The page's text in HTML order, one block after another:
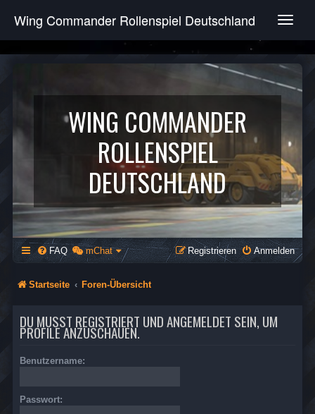
T
g
e
v
g
a
t
i
o
n
Wing Commander Rollenspiel Deutschland
WING COMMANDER
ROLLENSPIEL
DEUTSCHLAND
FAQ mChat Anmelden
Registrieren
Startseite Foren-Übersicht
DU MUSST REGISTRIERT UND ANGEMELDET SEIN, UM
PROFILE ANZUSCHAUEN.
Benutzername:
Passwort: